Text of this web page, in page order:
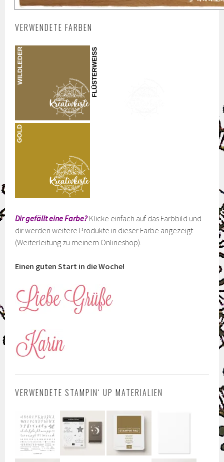
VERWENDETE FARBEN
Dir gefällt eine Farbe?Klicke einfach auf das Farbbild und
dir werden weitere Produkte in dieser Farbe angezeigt
(Weiterleitung zu meinem Onlineshop).
Einen guten Start in die Woche!
VERWENDETE STAMPIN‘ UP MATERIALIEN